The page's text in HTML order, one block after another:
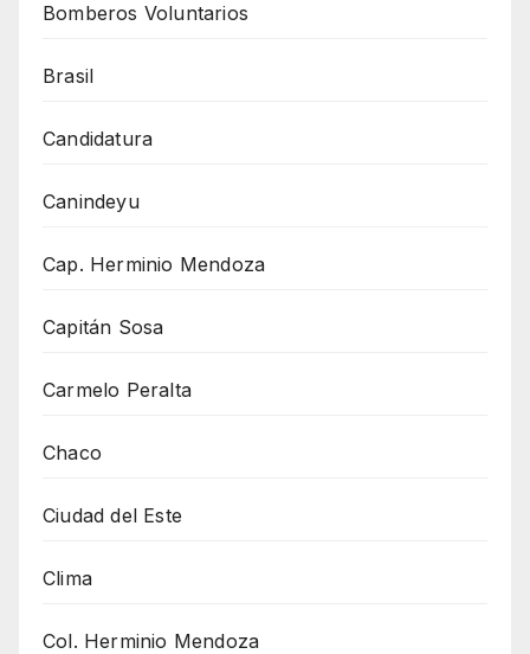
Bomberos Voluntarios
Brasil
Candidatura
Canindeyu
Cap. Herminio Mendoza
Capitán Sosa
Carmelo Peralta
Chaco
Ciudad del Este
Clima
Col. Herminio Mendoza